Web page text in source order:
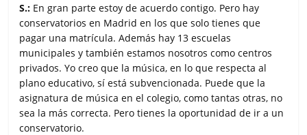
S.: En gran parte estoy de acuerdo contigo. Pero hay
conservatorios en Madrid en los que solo tienes que
pagar una matrícula. Además hay 13 escuelas
municipales y también estamos nosotros como centros
privados. Yo creo que la música, en lo que respecta al
plano educativo, sí está subvencionada. Puede que la
asignatura de música en el colegio, como tantas otras, no
sea la más correcta. Pero tienes la oportunidad de ir a un
conservatorio.